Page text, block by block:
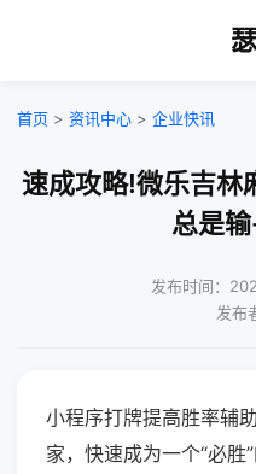
首页 > 资讯中心 > 企业快讯
速成攻略!微乐吉林
总是
发布时间：
发布
小程序打牌提高胜率辅
家，快速成为一个“必胜